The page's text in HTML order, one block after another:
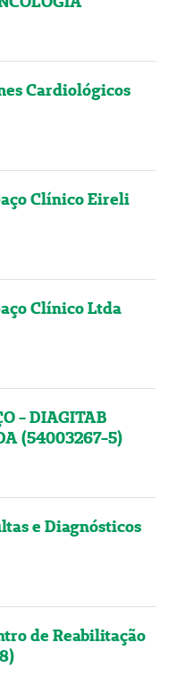
Cardiológicos
Clínico Eireli
Clínico Ltda
- DIAGITAB
(54003267-5)
e Diagnósticos
de Reabilitação